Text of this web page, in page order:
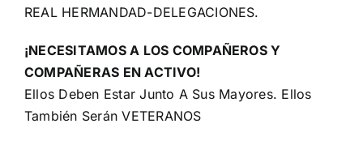
REAL HERMANDAD-DELEGACIONES.
¡NECESITAMOS A LOS COMPAÑEROS Y
COMPAÑERAS EN ACTIVO!
Ellos Deben Estar Junto A Sus Mayores. Ellos
También Serán VETERANOS